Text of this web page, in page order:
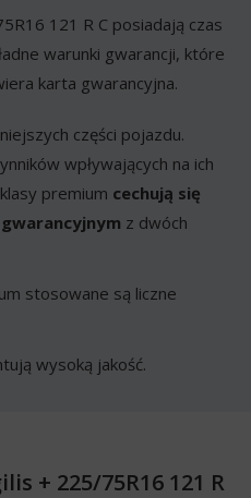
121 R C posiadają czas
warunki gwarancji, które
karta gwarancyjna.
części pojazdu.
wpływających na ich
premium cechują się
z dwóch
stosowane są liczne
wysoką jakość.
+ 225/75R16 121 R